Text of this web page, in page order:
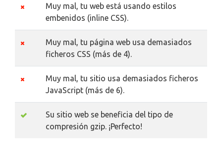
Muy mal, tu web está usando estilos
embenidos (inline CSS).
Muy mal, tu página web usa demasiados
ficheros CSS (más de 4).
Muy mal, tu sitio usa demasiados ficheros
JavaScript (más de 6).
Su sitio web se beneficia del tipo de
compresión gzip. ¡Perfecto!